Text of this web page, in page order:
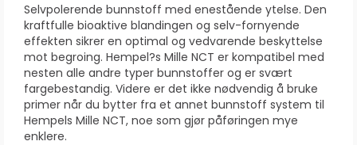
Selvpolerende bunnstoff med enestående ytelse. Den
kraftfulle bioaktive blandingen og selv-fornyende
effekten sikrer en optimal og vedvarende beskyttelse
mot begroing. Hempel?s Mille NCT er kompatibel med
nesten alle andre typer bunnstoffer og er svært
fargebestandig. Videre er det ikke nødvendig å bruke
primer når du bytter fra et annet bunnstoff system til
Hempels Mille NCT, noe som gjør påføringen mye
enklere.